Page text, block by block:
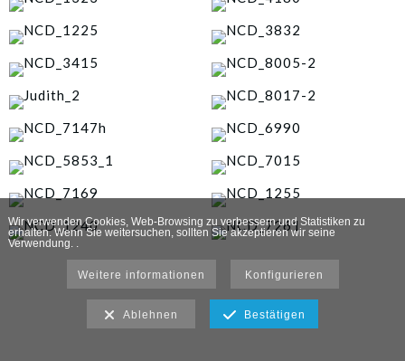
Wir verwenden Cookies, Web-Browsing zu verbessern und Statistiken zu
erhalten. Wenn Sie weitersuchen, sollten Sie akzeptieren wir seine
Verwendung. .
Weitere informationen Konfigurieren
Ablehnen Bestätigen